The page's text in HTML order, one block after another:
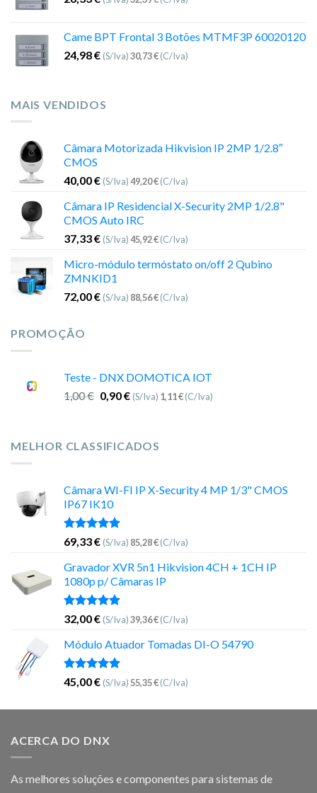
Came BPT Frontal 3 Botões MTMF3P 60020120
24,98€ (S/Iva)30,73€(C/Iva)
MAIS VENDIDOS
Câmara Motorizada Hikvision IP 2MP 1/2.8″
CMOS
40,00€ (S/Iva)49,20€(C/Iva)
Câmara IP Residencial X-Security 2MP 1/2.8"
CMOS Auto IRC
37,33€ (S/Iva)45,92€(C/Iva)
Micro-módulo termóstato on/off 2 Qubino
ZMNKID1
72,00€ (S/Iva) 88,56€(C/Iva)
PROMOÇÃO
Teste - DNX DOMOTICA IOT
1,00€ 0,90€ (S/Iva) 1,11€(C/Iva)
MELHOR CLASSIFICADOS
Câmara WI-FI IP X-Security 4 MP 1/3" CMOS
IP67 IK10
Avaliação
5.00
de 5
69,33€ (S/Iva) 85,28€(C/Iva)
Gravador XVR 5n1 Hikvision 4CH + 1CH IP
1080p p/ Câmaras IP
Avaliação
5.00
de 5
32,00€ (S/Iva)39,36€(C/Iva)
Módulo Atuador Tomadas DI-O 54790
Avaliação
5.00
de 5
45,00€ (S/Iva)55,35€(C/Iva)
ACERCA DO DNX
As melhores soluções e componentes para sistemas de